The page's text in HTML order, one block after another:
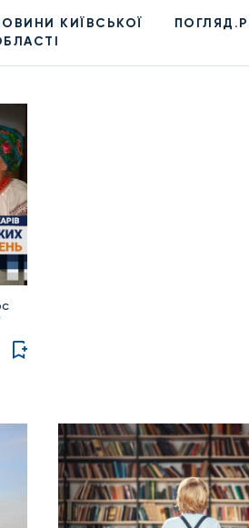
КИЇВСЬКОЇ